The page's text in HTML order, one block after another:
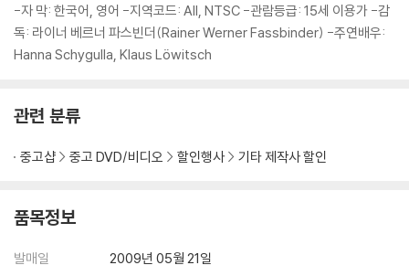
1950년대 경제적 기적에 이르기까지 독일 역사를 반영하는 풍자적인 결
혼 풍속도 〈마리아 브라운의 결혼 Die Ehe der Maria Braun〉, 푸른 옷의
천사에 관한 전설을 재해석한 〈롤라 Lola〉, 독일 여배우 지빌레 슈미츠의
렉산더 광장 Berlin Alexanderplatz〉을 텔레비전 극으로 각색하기도 했
인 것이었다. 그러나 그의 후기 작품과 36세에 맞이한 죽음은 그의 초기 작
-자 막: 한국어, 영어 -지역코드: All, NTSC -관람등급: 15세 이용가 -감
독: 라이너 베르너 파스빈더(Rainer Werner Fassbinder) -주연배우:
Hanna Schygulla, Klaus Löwitsch
관련 분류
중고샵 중고 DVD/비디오 할인행사 기타 제작사 할인
품목정보
발매일
2009년 05월 21일